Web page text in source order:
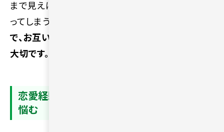
まで見えにくいため、慎重になりすぎて行動が止ま
ってしまう場合もあります。
で、お互いの考え方を少しずつ確認していく姿勢が
大切です。
恋愛経験のブランクでコミュニケーションに
悩む